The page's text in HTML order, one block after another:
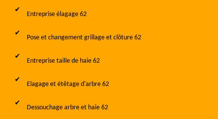
Entreprise élagage 62
Pose et changement grillage et clôture 62
Entreprise taille de haie 62
Elagage et étêtage d'arbre 62
Dessouchage arbre et haie 62